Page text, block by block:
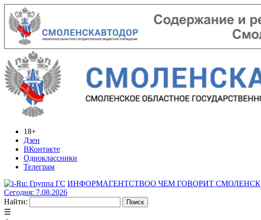
18+
Дзен
ВКонтакте
Одноклассники
Телеграм
ИНФОРМАГЕНТСТВОО ЧЕМ ГОВОРИТ СМОЛЕНСК
Сегодня: 7.08.2026
Найти:
☰